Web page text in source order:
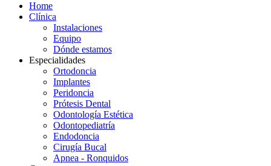
Home
Clínica
Instalaciones
Equipo
Dónde estamos
Especialidades
Ortodoncia
Implantes
Peridoncia
Prótesis Dental
Odontología Estética
Odontopediatría
Endodoncia
Cirugía Bucal
Apnea - Ronquidos